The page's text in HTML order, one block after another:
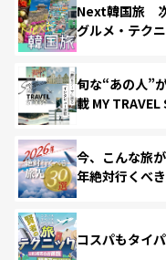
Next韓国旅 次
グルメ・テク
旬な“あの人”
載 MY TRAVEL
今、こんな旅
年絶対行くべ
コスパもタイ